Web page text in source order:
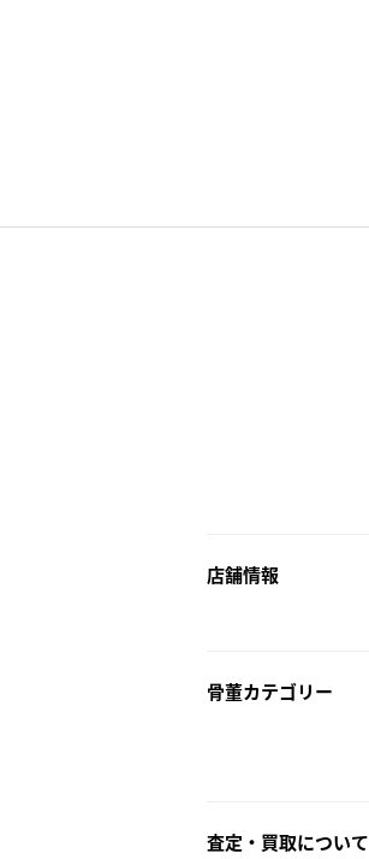
店舗情報
骨董カテゴリー
査定・買取について